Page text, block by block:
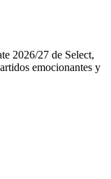
2026/27 de Select,
emocionantes y